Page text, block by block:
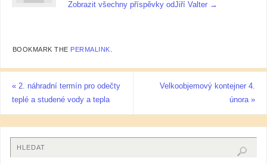
Zobrazit všechny příspěvky odJiří Valter →
BOOKMARK THE PERMALINK
«2. náhradní termín pro odečty
teplé a studené vody a tepla
Velkoobjemový kontejner 4.
února»